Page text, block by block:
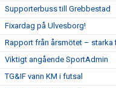
Supporterbuss till Grebbestad
Fixardag på Ulvesborg!
Rapport från årsmötet – starka
Viktigt angående SportAdmin
TG&IF vann KM i futsal